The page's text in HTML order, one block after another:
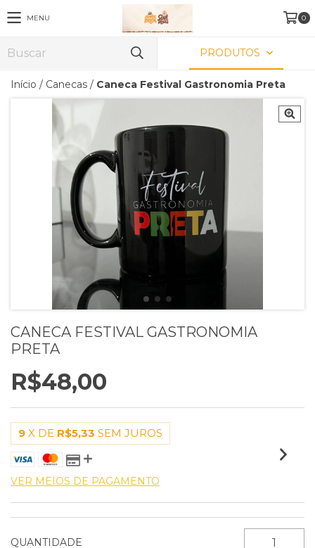
MENU 0
PRODUTOS
Início / Canecas / Caneca Festival Gastronomia Preta
CANECA FESTIVAL GASTRONOMIA
PRETA
R$48,00
9 X DE R$5,33 SEM JUROS
VER MEIOS DE PAGAMENTO
QUANTIDADE